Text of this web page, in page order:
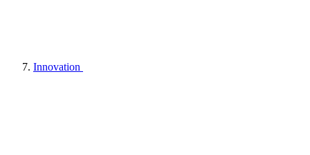
Innovation